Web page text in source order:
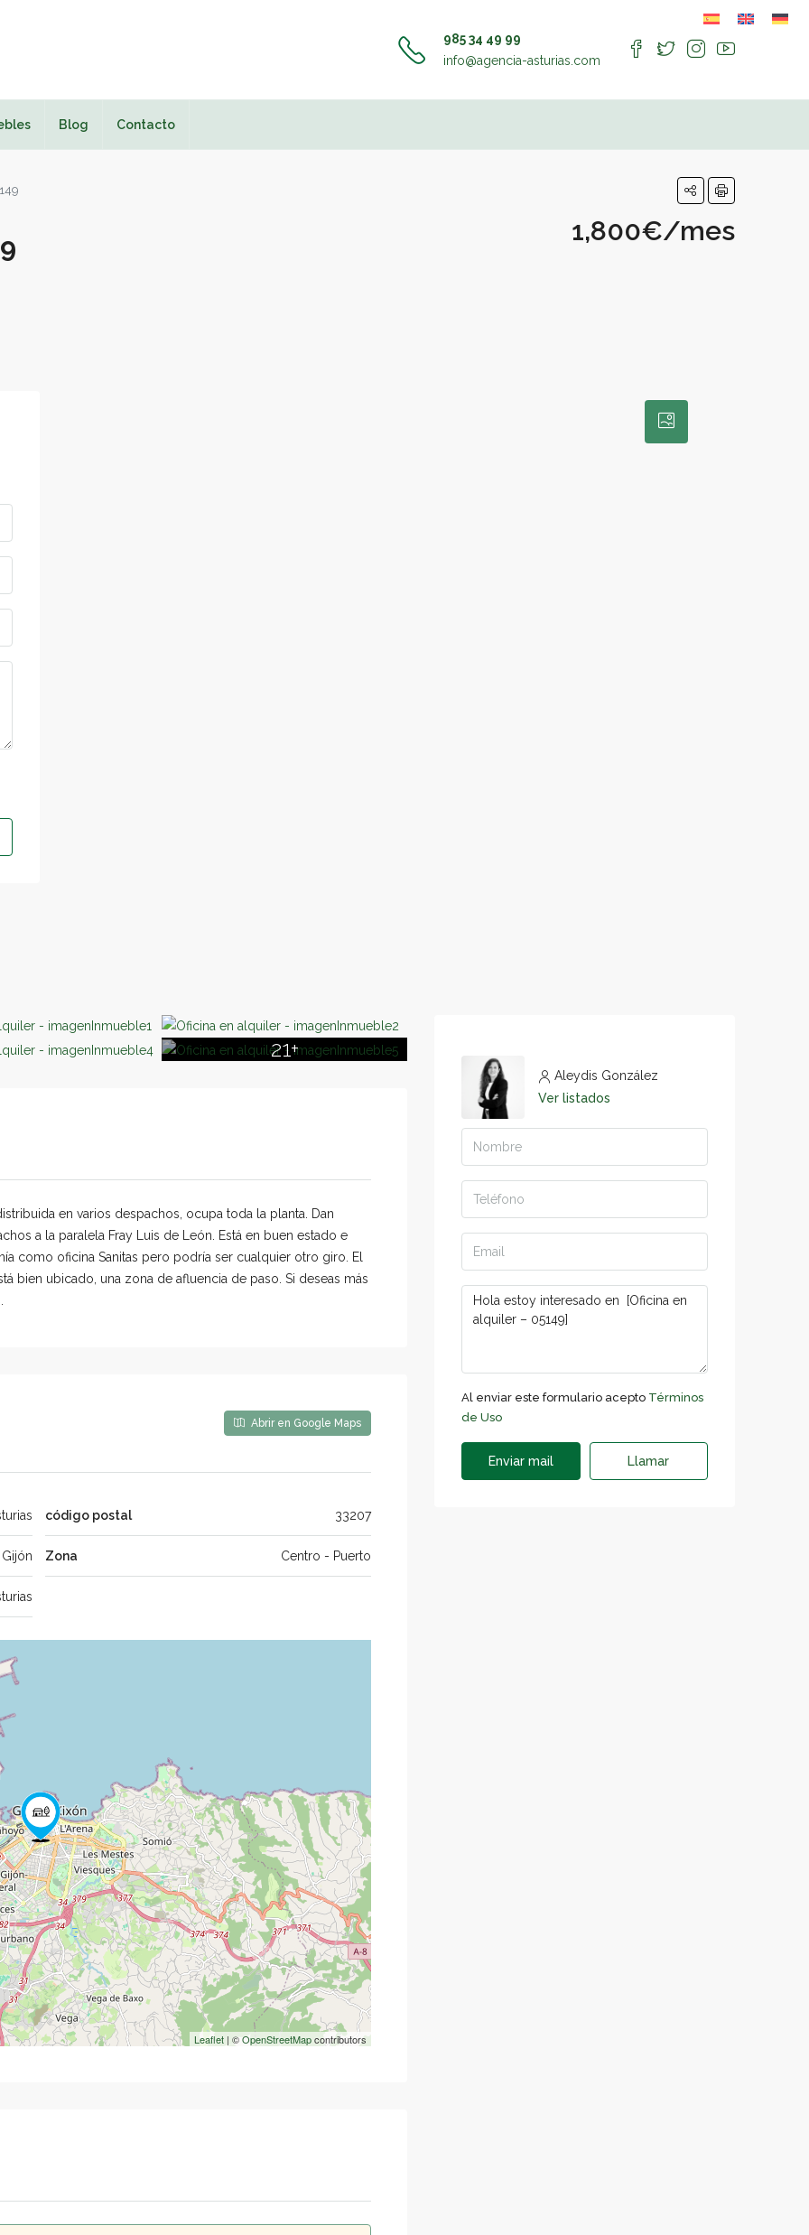
985 34 49 99
info@agencia-asturias.com
Blog Contacto
1,800€/mes
21+
en varios despachos, ocupa toda la planta. Dan
a la paralela Fray Luis de León. Está en buen estado e
como oficina Sanitas pero podría ser cualquier otro giro. El
bien ubicado, una zona de afluencia de paso. Si deseas más
Abrir en Google Maps
Gijón
código postal 33207
Zona Centro - Puerto
Leaflet | ©OpenStreetMapcontributors
Aleydis González
Ver listados
Al enviar este formulario acepto Términos
de Uso
Enviar mail Llamar